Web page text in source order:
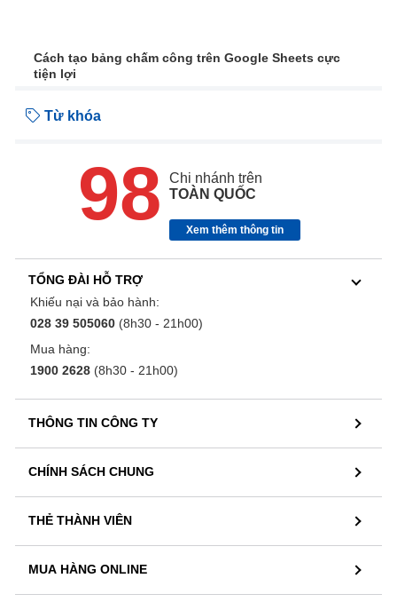
Cách tạo bảng chấm công trên Google Sheets cực
tiện lợi
Từ khóa
98
Chi nhánh trên
TOÀN QUỐC
Xem thêm thông tin
TỔNG ĐÀI HỖ TRỢ
Khiếu nại và bảo hành:
028 39 505060 (8h30 - 21h00)
Mua hàng:
1900 2628 (8h30 - 21h00)
THÔNG TIN CÔNG TY
CHÍNH SÁCH CHUNG
THẺ THÀNH VIÊN
MUA HÀNG ONLINE